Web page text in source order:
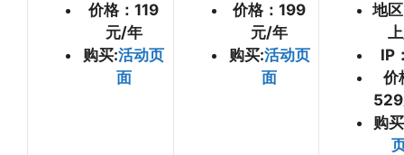
价格：119
元/年
购买:活动页
面
价格：199
元/年
购买:活动页
面
地
IP
价
购